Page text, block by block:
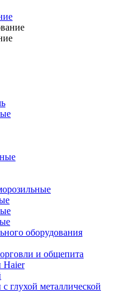
оборудования
и общепита
Haier
глухой металлической